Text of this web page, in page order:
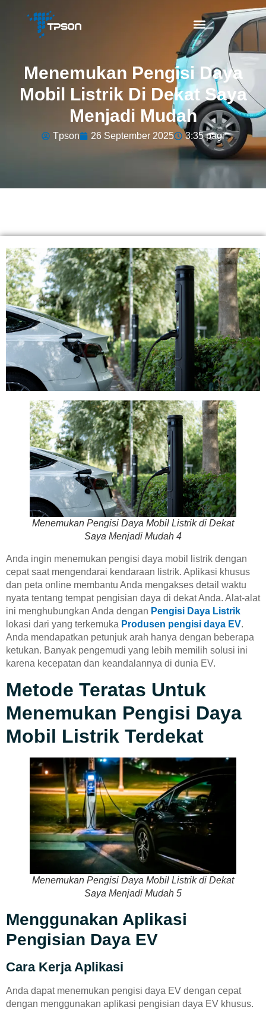
Menemukan Pengisi Daya
Mobil Listrik Di Dekat Saya
Menjadi Mudah
Tpson 26 September 2025 3:35 pagi
Menemukan Pengisi Daya Mobil Listrik di Dekat
Saya Menjadi Mudah 4
Anda ingin menemukan pengisi daya mobil listrik dengan
cepat saat mengendarai kendaraan listrik. Aplikasi khusus
dan peta online membantu Anda mengakses detail waktu
nyata tentang tempat pengisian daya di dekat Anda. Alat-alat
ini menghubungkan Anda dengan Pengisi Daya Listrik
lokasi dari yang terkemuka Produsen pengisi daya EV.
Anda mendapatkan petunjuk arah hanya dengan beberapa
ketukan. Banyak pengemudi yang lebih memilih solusi ini
karena kecepatan dan keandalannya di dunia EV.
Metode Teratas Untuk
Menemukan Pengisi Daya
Mobil Listrik Terdekat
Menemukan Pengisi Daya Mobil Listrik di Dekat
Saya Menjadi Mudah 5
Menggunakan Aplikasi
Pengisian Daya EV
Cara Kerja Aplikasi
Anda dapat menemukan pengisi daya EV dengan cepat
dengan menggunakan aplikasi pengisian daya EV khusus.